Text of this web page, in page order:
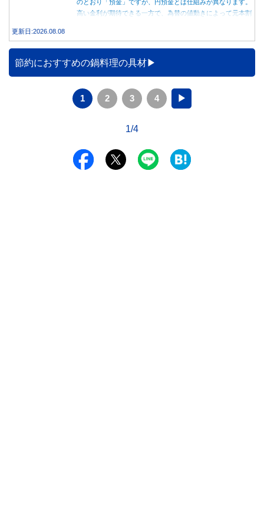
のとおり「預金」ですが、円預金とは仕組みが異なります。
高い金利が期待できる一方で、為替の値動きによって元本割
更新日:2026.08.08
節約におすすめの鍋料理の具材
1 2 3 4 ▶
1/4